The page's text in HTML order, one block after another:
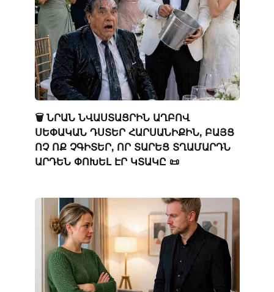
🗑️ ՆՐԱՆ ՆՎԱՍՏԱՑՐԻՆ ԱՂԲՈՎ
ՍԵՓԱԿԱՆ ԴՍՏԵՐ ՀԱՐՍԱՆԻՔԻՆ, ԲԱՅՑ
ՈՉ ՈՔ ՉԳԻՏԵՐ, ՈՐ ՏԱՐԵՑ ՏՂԱՄԱՐԴՆ
ԱՐԴԵՆ ՓՈԽԵԼ ԷՐ ԿՏԱԿԸ 📜